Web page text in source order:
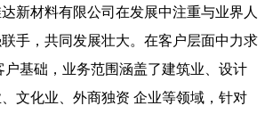
新材料有限公司在发展中注重与业界人
手，共同发展壮大。在客户层面中力求
户基础，业务范围涵盖了建筑业、设计
文化业、外商独资 企业等领域，针对